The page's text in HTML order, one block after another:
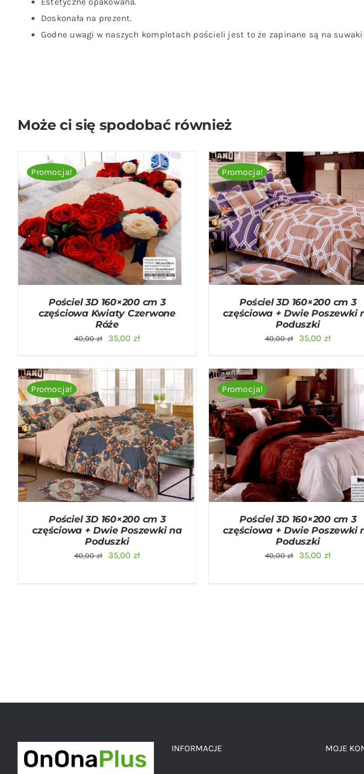
Doskonała na prezent.
Godne uwagi w naszych kompletach pościeli jest to że zapinane są na
Może ci się spodobać również
Promocja!
DODAJ DO KOSZYKA / QUICK VIEW
Pościel 3D 160×200 cm 3
częściowa Kwiaty Czerwone
Róże
40,00zł
Pierwotna
wynosiła:
40,00 zł.
35,00 złAktualna
wynosi:
35,00 zł.
Promocja!
DODAJ DO KOSZYKA / QUICK
Pościel 3D 160×200 cm 3
częściowa + Dwie Poszewki
Poduszki
40,00zł
Pierwotna
wynosiła:
40,00 zł.
35,00 złAktualna
wynosi:
35,00 zł.
Promocja!
DODAJ DO KOSZYKA / QUICK VIEW
Pościel 3D 160×200 cm 3
częściowa + Dwie Poszewki na
Poduszki
40,00zł
Pierwotna
35,00 złAktualna
Promocja!
DODAJ DO KOSZYKA / QUICK
Pościel 3D 160×200 cm 3
częściowa + Dwie Poszewki
Poduszki
40,00zł
Pierwotna
35,00 złAktualna
INFORMACJE MOJE